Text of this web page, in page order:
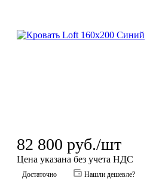
82 800 руб./шт
Цена указана без учета НДС
Достаточно Нашли дешевле?